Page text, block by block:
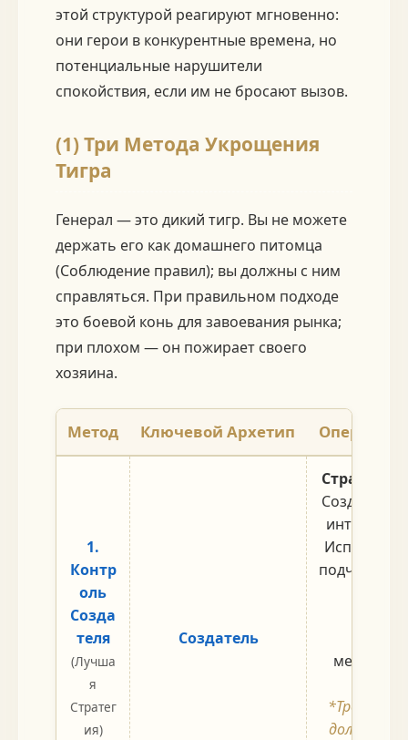
этой структурой реагируют мгновенно:
они герои в конкурентные времена, но
потенциальные нарушители
спокойствия, если им не бросают вызов.
(1) Три Метода Укрощения
Тигра
Генерал — это дикий тигр. Вы не можете
держать его как домашнего питомца
(Соблюдение правил); вы должны с ним
справляться. При правильном подходе
это боевой конь для завоевания рынка;
при плохом — он пожирает своего
хозяина.
Метод Ключевой Архетип
1.
Контр
оль
Созда
теля
(Лучша
я
Стратег
ия)
Создатель
Создатель
интеллект
должна